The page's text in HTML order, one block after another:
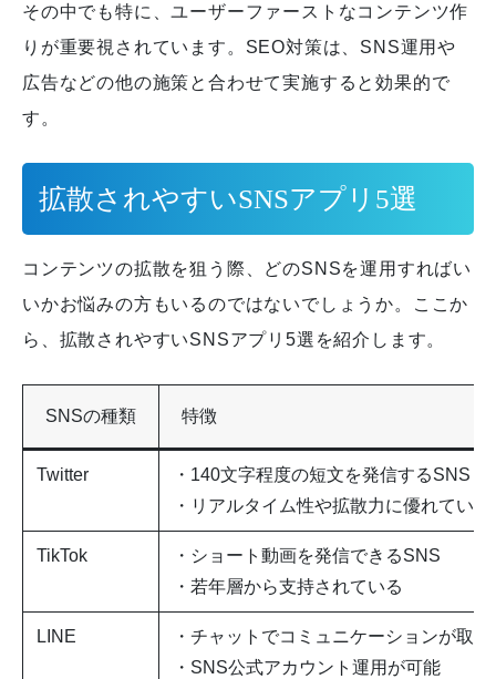
その中でも特に、ユーザーファーストなコンテンツ作
りが重要視されています。 SEO対策は、SNS運用や
広告などの他の施策と合わせて実施すると効果的で
す。
拡散されやすいSNSアプリ5選
コンテンツの拡散を狙う際、どのSNSを運用すればい
いかお悩みの方もいるのではないでしょうか。
ここか
ら、拡散されやすいSNSアプリ5選を紹介します。
SNSの種類 特徴
Twitter
・140文字程度の短文を発信するSNS
・リアルタイム性や拡散力に優れている
TikTok
・ショート動画を発信できるSNS
・若年層から支持されている
LINE
・チャットでコミュニケーションが取れ
・SNS公式アカウント運用が可能